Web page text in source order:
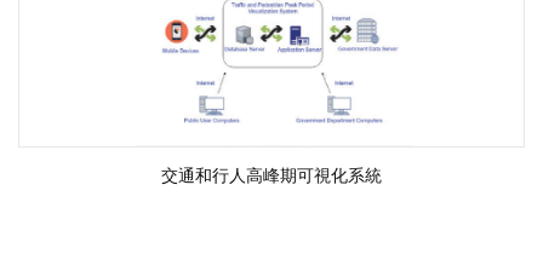
交通和行人高峰期可視化系統